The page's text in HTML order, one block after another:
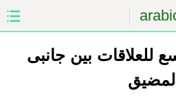
للعلاقات بين جانبى
المضيق